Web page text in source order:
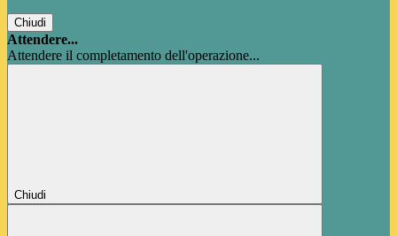
Chiudi
Attendere...
Attendere il completamento dell'operazione...
Chiudi